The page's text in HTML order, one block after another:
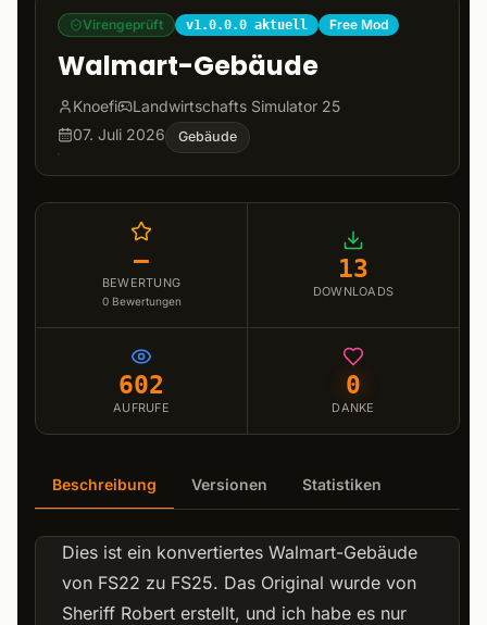
Virengeprüft v1.0.0.0 aktuell Free Mod
Walmart-Gebäude
Knoefi
Landwirtschafts Simulator 25
07. Juli 2026
Gebäude
–
BEWERTUNG
0 Bewertungen
13
DOWNLOADS
602
AUFRUFE
0
DANKE
Beschreibung Versionen Statistiken
Dies ist ein konvertiertes Walmart-Gebäude
von FS22 zu FS25. Das Original wurde von
Sheriff Robert erstellt, und ich habe es nur